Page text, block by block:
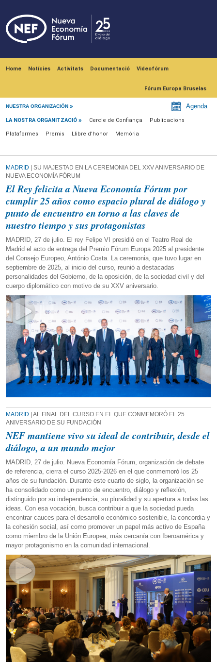
Home Notícies Activitats Documentació Videofórum
Fórum Europa Bruselas
NUESTRA ORGANIZACIÓN Agenda
La nostra organització
LA NOSTRA ORGANITZACIÓ Cercle de Confiança Publicacions
Plataformes Premis Llibre d'honor Memòria
MADRID | SU MAJESTAD EN LA CEREMONIA DEL XXV ANIVERSARIO DE
NUEVA ECONOMÍA FÓRUM
El Rey felicita a Nueva Economía Fórum por
cumplir 25 años como espacio plural de diálogo y
punto de encuentro en torno a las claves de
nuestro tiempo y sus protagonistas
MADRID, 27 de julio. El rey Felipe VI presidió en el Teatro Real de
Madrid el acto de entrega del Premio Fórum Europa 2025 al presidente
del Consejo Europeo, António Costa. La ceremonia, que tuvo lugar en
septiembre de 2025, al inicio del curso, reunió a destacadas
personalidades del Gobierno, de la oposición, de la sociedad civil y del
cuerpo diplomático con motivo de su XXV aniversario.
MADRID | AL FINAL DEL CURSO EN EL QUE CONMEMORÓ EL 25
ANIVERSARIO DE SU FUNDACIÓN
NEF mantiene vivo su ideal de contribuir, desde el
diálogo, a un mundo mejor
MADRID, 27 de julio. Nueva Economía Fórum, organización de debate
de referencia, cierra el curso 2025-2026 en el que conmemoró los 25
años de su fundación. Durante este cuarto de siglo, la organización se
ha consolidado como un punto de encuentro, diálogo y reflexión,
distinguido por su independencia, su pluralidad y su apertura a todas las
ideas. Con esa vocación, busca contribuir a que la sociedad pueda
encontrar cauces para el desarrollo económico sostenible, la concordia y
la cohesión social, así como promover un papel más activo de España
como miembro de la Unión Europea, más cercanía con Iberoamérica y
mayor protagonismo en la comunidad internacional.